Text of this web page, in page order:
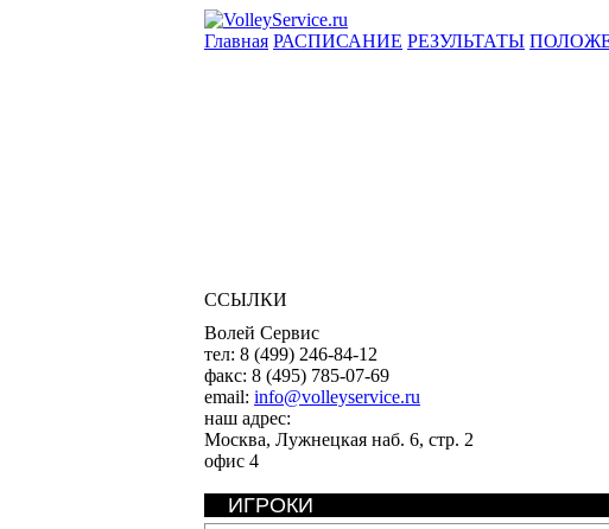
Главная РАСПИСАНИЕ РЕЗУЛЬТАТЫ
ССЫЛКИ
Волей Сервис
тел: 8 (499) 246-84-12
факс: 8 (495) 785-07-69
email: info@volleyservice.ru
наш адрес:
Москва, Лужнецкая наб. 6, стр. 2
офис 4
ИГРОКИ